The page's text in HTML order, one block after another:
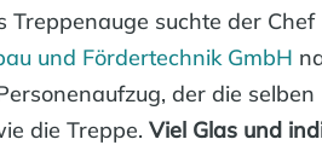
Treppenauge suchte der Chef
und Fördertechnik GmbH
der die selben
die Treppe. Viel Glas und